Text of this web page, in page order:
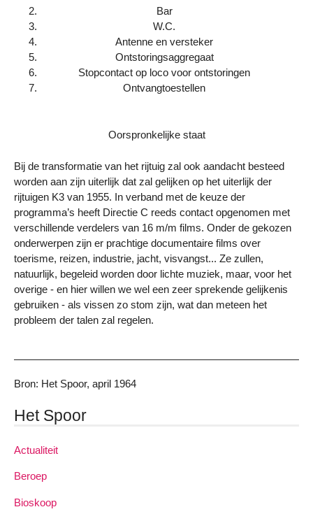
Bar
W.C.
Antenne en versteker
Ontstoringsaggregaat
Stopcontact op loco voor ontstoringen
Ontvangtoestellen
Oorspronkelijke staat
Bij de transformatie van het rijtuig zal ook aandacht besteed
worden aan zijn uiterlijk dat zal gelijken op het uiterlijk der
rijtuigen K3 van 1955. In verband met de keuze der
programma’s heeft Directie C reeds contact opgenomen met
verschillende verdelers van 16 m/m films. Onder de gekozen
onderwerpen zijn er prachtige documentaire films over
toerisme, reizen, industrie, jacht, visvangst... Ze zullen,
natuurlijk, begeleid worden door lichte muziek, maar, voor het
overige - en hier willen we wel een zeer sprekende gelijkenis
gebruiken - als vissen zo stom zijn, wat dan meteen het
probleem der talen zal regelen.
Bron: Het Spoor, april 1964
Het Spoor
Actualiteit
Beroep
Bioskoop